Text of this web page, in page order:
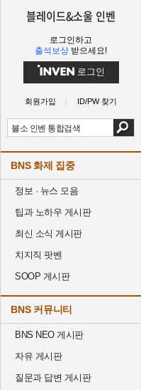
블레이드&소울 인벤
로그인하고
출석보상 받으세요!
로그인
회원가입 ID/PW 찾기
BNS 화제 집중
정보 · 뉴스 모음
팁과 노하우 게시판
최신 소식 게시판
치지직 팟벤
SOOP 게시판
BNS 커뮤니티
BNS NEO 게시판
자유 게시판
질문과 답변 게시판